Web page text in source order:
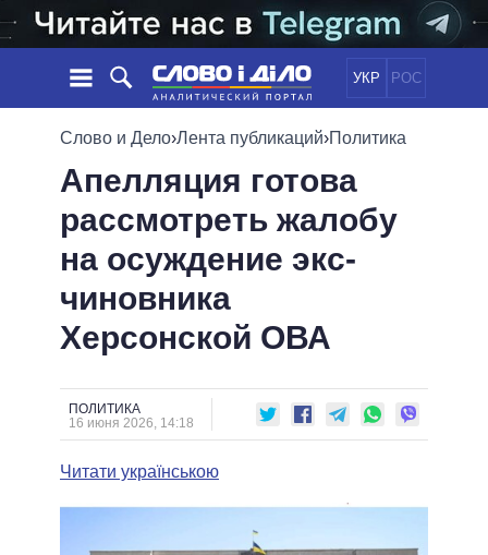
УКР РОС
НОВОСТИ
ЛЕНТА
СОБЫТИЯ
СТАТЬИ
МНЕНИЯ
ОБЗОРЫ
ДАЙДЖЕСТЫ
ПОЛИТИКА
ЭКОНОМИКА
ОБЩЕСТВО
ОБЕЩАНИЯ
ПОЛИТИКИ
ВСЕ ПОЛИТИКИ
ПРЕЗИДЕНТ И ОФИС
ВЕРХОВНАЯ РАДА
ГЛАВЫ ОБЛАДМИНИСТРАЦИЙ
МЭРЫ
ВСЕ ПЕРСОНЫ
ИНФОГРАФИКА
ВИДЕО
СРАВНЕНИЕ ПОЛИТИКОВ
Слово и Дело›Лента публикаций›Политика
Апелляция готова
рассмотреть жалобу
на осуждение экс-
чиновника
Херсонской ОВА
ПОЛИТИКА
16 июня 2026, 14:18
Читати українською